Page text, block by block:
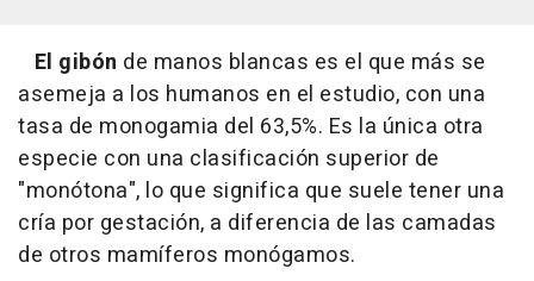
El gibón de manos blancas es el que más se
asemeja a los humanos en el estudio, con una
tasa de monogamia del 63,5%. Es la única otra
especie con una clasificación superior de
"monótona", lo que significa que suele tener una
cría por gestación, a diferencia de las camadas
de otros mamíferos monógamos.